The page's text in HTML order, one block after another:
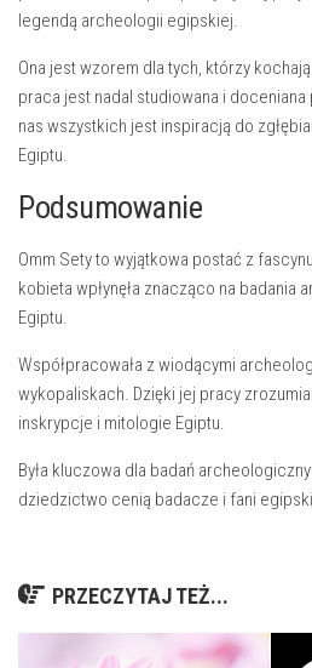
legendą archeologii egipskiej.
Ona jest wzorem dla tych, którzy kochają
praca jest nadal studiowana i
nas wszystkich jest inspiracją do
Egiptu.
Podsumowanie
Omm Sety to wyjątkowa postać z
kobieta wpłynęła znacząco na badania
Egiptu.
Współpracowała z wiodącymi
wykopaliskach. Dzięki jej pracy
inskrypcje i mitologie Egiptu.
Była kluczowa dla badań
dziedzictwo cenią badacze i fani
PRZECZYTAJ TEŻ...